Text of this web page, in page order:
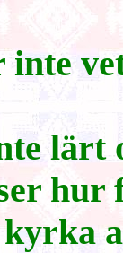
inte
lärt
hur